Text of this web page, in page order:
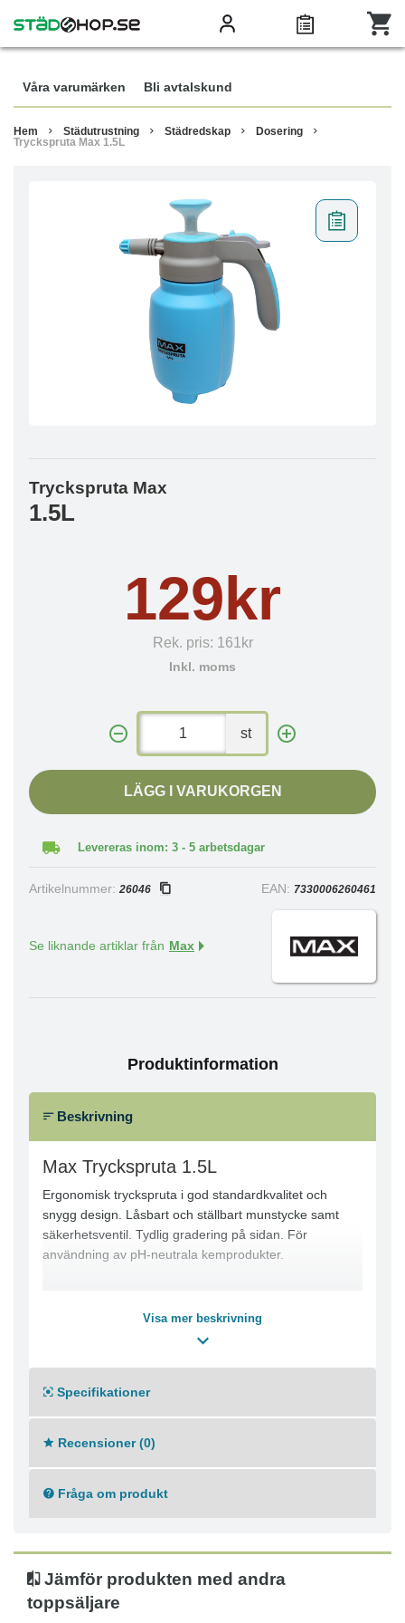
Våra varumärken Bli avtalskund
Hem Städutrustning Städredskap
Dosering
Tryckspruta Max 1.5L
Tryckspruta Max
1.5L
129kr
Rek. pris: 161kr
Inkl. moms
st
LÄGG I VARUKORGEN
Levereras inom: 3 - 5 arbetsdagar
Artikelnummer: 26046 EAN: 7330006260461
Se liknande artiklar från Max
Produktinformation
Beskrivning
Max Tryckspruta 1.5L
Ergonomisk tryckspruta i god standardkvalitet och
snygg design. Låsbart och ställbart munstycke samt
säkerhetsventil. Tydlig gradering på sidan. För
användning av pH-neutrala kemprodukter.
Visa mer beskrivning
Specifikationer
Recensioner (0)
Fråga om produkt
Jämför produkten med andra
toppsäljare